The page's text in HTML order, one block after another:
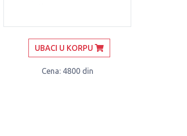
UBACI U KORPU
Cena: 4800 din